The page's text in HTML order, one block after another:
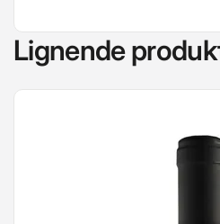
Lignende